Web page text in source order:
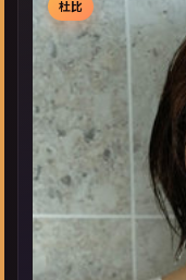
杜比